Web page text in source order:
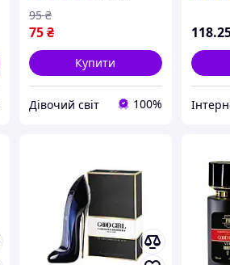
75 ₴
95 ₴
Купити
Дівочий світ 100%
118